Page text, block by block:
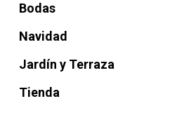
Bodas
Navidad
Jardín y Terraza
Tienda